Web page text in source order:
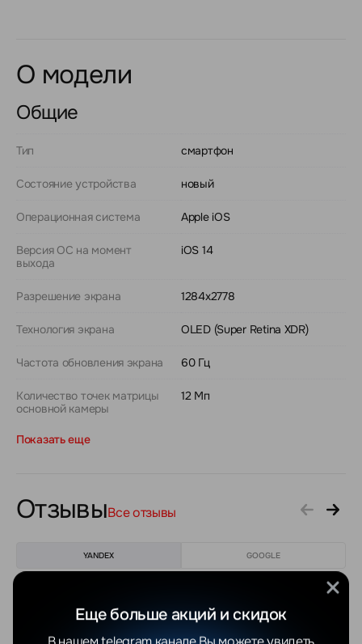
О модели
Общие
Тип смартфон
Состояние устройства новый
Операционная система Apple iOS
Версия ОС на момент
выхода
iOS 14
Разрешение экрана 1284x2778
Технология экрана OLED (Super Retina XDR)
Частота обновления экрана 60 Гц
Количество точек матрицы
основной камеры
12 Мп
Показать еще
ОтзывыВсе отзывы
YANDEX GOOGLE
Максим С.
Ekaterina C.
Еще больше акций и скидок